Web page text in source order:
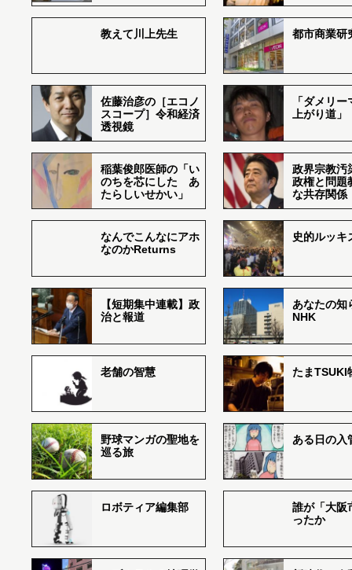
教えて川上先生 都市商業研
佐藤治彦の［エコノ
スコープ］令和経済
透視鏡
「ダメリ
上がり道」
稲葉俊郎医師の「い
のちを芯にした あ
たらしいせかい」
政界宗教汚
政権と問題
な共存関係
なんでこんなにアホ
なのかReturns
史的ルッキ
【短期集中連載】政
治と報道
あなたの知
NHK
老舗の智慧 たまTSUKI
野球マンガの聖地を
巡る旅
ある日の入
ロボティア編集部
誰が「大阪
ったか